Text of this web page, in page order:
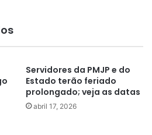
Servidores da PMJP e do
Estado terão feriado
prolongado; veja as datas
abril 17, 2026